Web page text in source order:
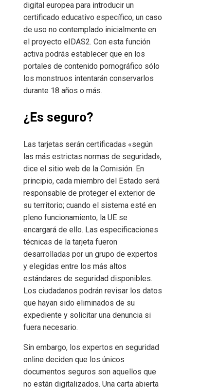
digital europea para introducir un
certificado educativo específico, un caso
de uso no contemplado inicialmente en
el proyecto eIDAS2. Con esta función
activa podrás establecer que en los
portales de contenido pornográfico sólo
los monstruos intentarán conservarlos
durante 18 años o más.
¿Es seguro?
Las tarjetas serán certificadas «según
las más estrictas normas de seguridad»,
dice el sitio web de la Comisión. En
principio, cada miembro del Estado será
responsable de proteger el exterior de
su territorio; cuando el sistema esté en
pleno funcionamiento, la UE se
encargará de ello. Las especificaciones
técnicas de la tarjeta fueron
desarrolladas por un grupo de expertos
y elegidas entre los más altos
estándares de seguridad disponibles.
Los ciudadanos podrán revisar los datos
que hayan sido eliminados de su
expediente y solicitar una denuncia si
fuera necesario.
Sin embargo, los expertos en seguridad
online deciden que los únicos
documentos seguros son aquellos que
no están digitalizados. Una carta abierta